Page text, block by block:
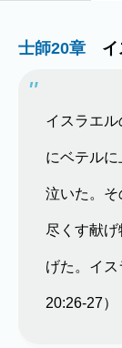
士師20章 イ
イスラエ
にベテル
泣いた。そ
尽くす献げ
げた。イ
20:26-27）